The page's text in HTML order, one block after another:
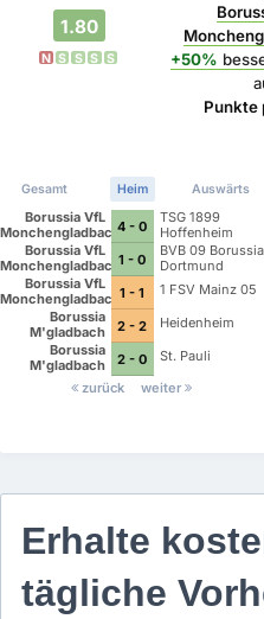
1.80
N S S S S
+50%
Punkte
Gesamt Heim Auswärts
Borussia VfL
Monchengladbach4 - 0
TSG 1899
Hoffenheim
Borussia VfL
Monchengladbach 1 - 0
BVB 09 Borussia
Dortmund
Borussia VfL
Monchengladbach 1 - 1
1 FSV Mainz 05
Borussia
M'gladbach
2 - 2
Heidenheim
Borussia
M'gladbach
2 - 0
St. Pauli
zurück
weiter
Erhalte
tägliche